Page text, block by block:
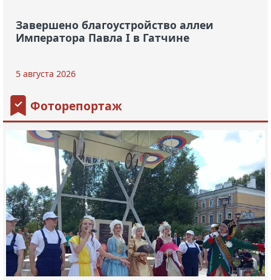
Завершено благоустройство аллеи
Императора Павла I в Гатчине
5 августа 2026
Фоторепортаж